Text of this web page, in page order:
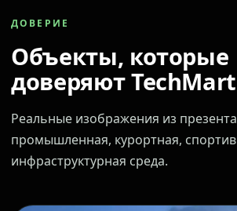
ДОВЕРИЕ
Объекты, которые
доверяют TechMart
Реальные изображения из
промышленная, курортная,
инфраструктурная среда.